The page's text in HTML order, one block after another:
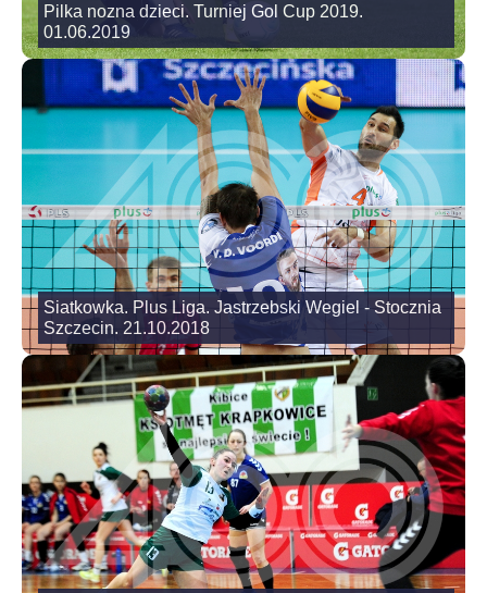
Pilka nozna dzieci. Turniej Gol Cup 2019.
01.06.2019
Siatkowka. Plus Liga. Jastrzebski Wegiel - Stocznia
Szczecin. 21.10.2018